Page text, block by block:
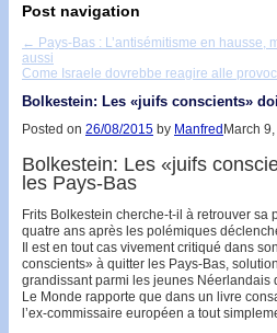
Post navigation
← Pays-Bas : L’antisémitisme en hausse,
aussi
Come Israele dovrebbe reagire alle
Bolkestein: Les «juifs conscients»
Posted on 26/08/2015 by Manfred March
Bolkestein: Les «juifs
les Pays-Bas
Frits Bolkestein cherche-t-il à retrouver sa
quatre ans après les polémiques
Il est en tout cas vivement critiqué dans
conscients» à quitter les Pays-Bas,
grandissant parmi les jeunes Néerlandais
Le Monde rapporte que dans un livre
l’ex-commissaire européen a tout